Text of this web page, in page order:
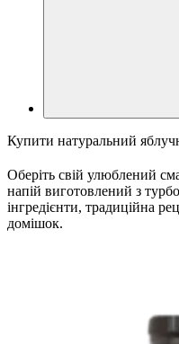
Купити натуральний
Оберіть свій улюблений
напій виготовлений з
інгредієнти, традиційна
домішок.